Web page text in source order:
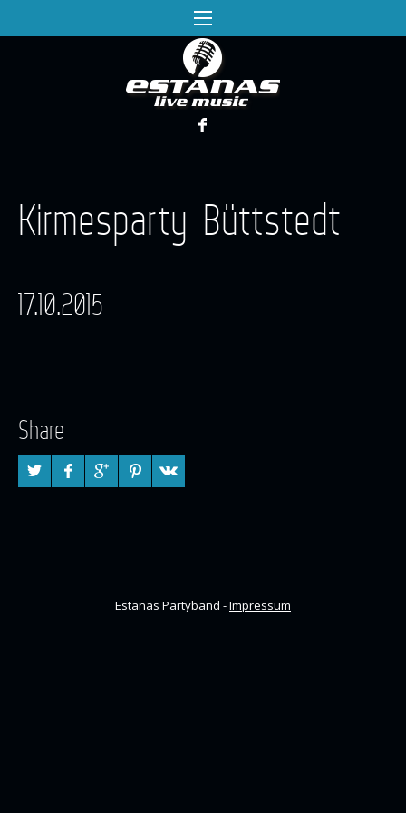
Kirmesparty Büttstedt
17.10.2015
Share
Estanas Partyband -Impressum